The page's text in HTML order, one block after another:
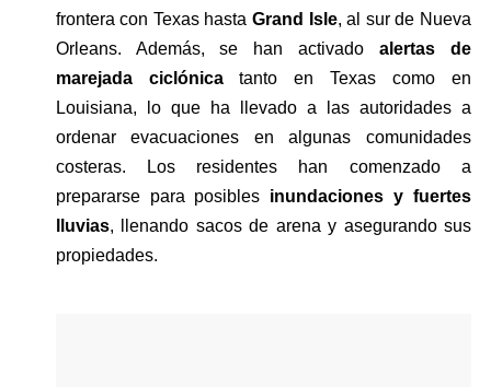
frontera con Texas hasta Grand Isle, al sur de Nueva
Orleans. Además, se han activado alertas de
marejada ciclónica tanto en Texas como en
Louisiana, lo que ha llevado a las autoridades a
ordenar evacuaciones en algunas comunidades
costeras. Los residentes han comenzado a
prepararse para posibles inundaciones y fuertes
lluvias, llenando sacos de arena y asegurando sus
propiedades.